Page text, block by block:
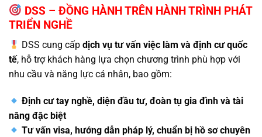
DSS – ĐỒNG HÀNH TRÊN HÀNH TRÌNH PHÁT
TRIỂN NGHỀ
DSS cung cấpdịch vụ tư vấn việc làm và định cư quốc
tế, hỗ trợ khách hàng lựa chọn chương trình phù hợp với
nhu cầu và năng lực cá nhân, bao gồm:
Định cư tay nghề, diện đầu tư, đoàn tụ gia đình và tài
năng đặc biệt
Tư vấn visa, hướng dẫn pháp lý, chuẩn bị hồ sơ chuyên